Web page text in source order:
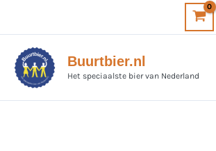
inhoud
Buurtbier.nl
Het speciaalste bier van Nederland